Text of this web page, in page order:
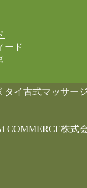
ード
タイ古式マッサー
COMMERCE株式